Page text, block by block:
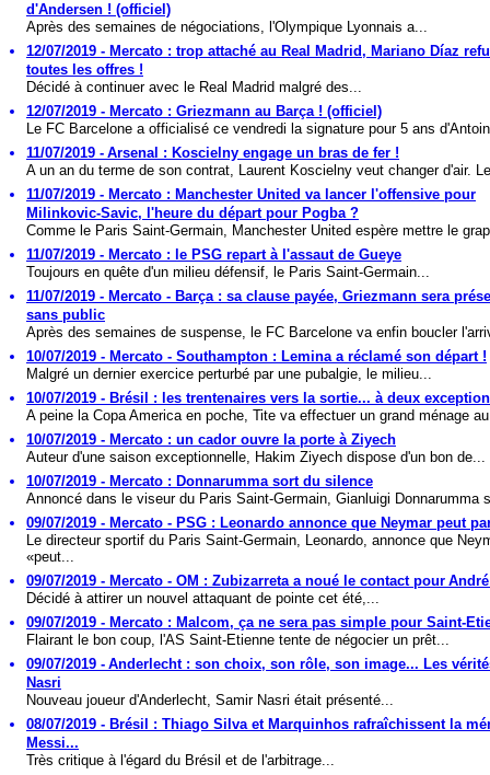
d'Andersen ! (officiel)
Après des semaines de négociations, l'Olympique Lyonnais a...
12/07/2019 - Mercato : trop attaché au Real Madrid, Mariano Díaz
toutes les offres !
Décidé à continuer avec le Real Madrid malgré des...
12/07/2019 - Mercato : Griezmann au Barça ! (officiel)
Le FC Barcelone a officialisé ce vendredi la signature pour 5 ans
11/07/2019 - Arsenal : Koscielny engage un bras de fer !
A un an du terme de son contrat, Laurent Koscielny veut changer d'air.
11/07/2019 - Mercato : Manchester United va lancer l'offensive pour
Milinkovic-Savic, l'heure du départ pour Pogba ?
Comme le Paris Saint-Germain, Manchester United espère mettre le
11/07/2019 - Mercato : le PSG repart à l'assaut de Gueye
Toujours en quête d'un milieu défensif, le Paris Saint-Germain...
11/07/2019 - Mercato - Barça : sa clause payée, Griezmann sera
sans public
Après des semaines de suspense, le FC Barcelone va enfin boucler
10/07/2019 - Mercato - Southampton : Lemina a réclamé son départ !
Malgré un dernier exercice perturbé par une pubalgie, le milieu...
10/07/2019 - Brésil : les trentenaires vers la sortie... à deux
A peine la Copa America en poche, Tite va effectuer un grand ménage
10/07/2019 - Mercato : un cador ouvre la porte à Ziyech
Auteur d'une saison exceptionnelle, Hakim Ziyech dispose d'un bon de...
10/07/2019 - Mercato : Donnarumma sort du silence
Annoncé dans le viseur du Paris Saint-Germain, Gianluigi Donnarumma
09/07/2019 - Mercato - PSG : Leonardo annonce que Neymar peut
Le directeur sportif du Paris Saint-Germain, Leonardo, annonce que
«peut...
09/07/2019 - Mercato - OM : Zubizarreta a noué le contact pour
Décidé à attirer un nouvel attaquant de pointe cet été,...
09/07/2019 - Mercato : Malcom, ça ne sera pas simple pour Saint-
Flairant le bon coup, l'AS Saint-Etienne tente de négocier un prêt...
09/07/2019 - Anderlecht : son choix, son rôle, son image... Les
Nasri
Nouveau joueur d'Anderlecht, Samir Nasri était présenté...
08/07/2019 - Brésil : Thiago Silva et Marquinhos rafraîchissent la
Messi...
Très critique à l'égard du Brésil et de l'arbitrage...